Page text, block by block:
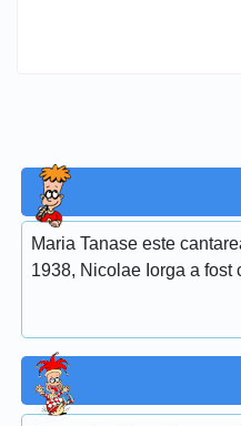
Maria Tanase este
1938, Nicolae Iorga a fost